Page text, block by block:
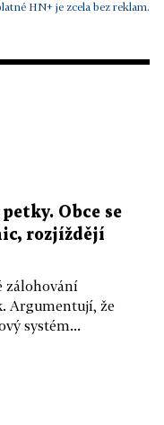
HN+ je zcela bez reklam.
Obce se
rozjíždějí
zálohování
Argumentují, že
systém...